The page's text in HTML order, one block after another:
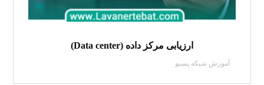
ارزیابی مرکز داده (Data center)
آموزش شبکه پسیو